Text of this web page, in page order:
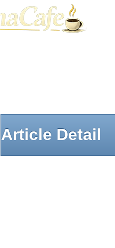
Article Detail